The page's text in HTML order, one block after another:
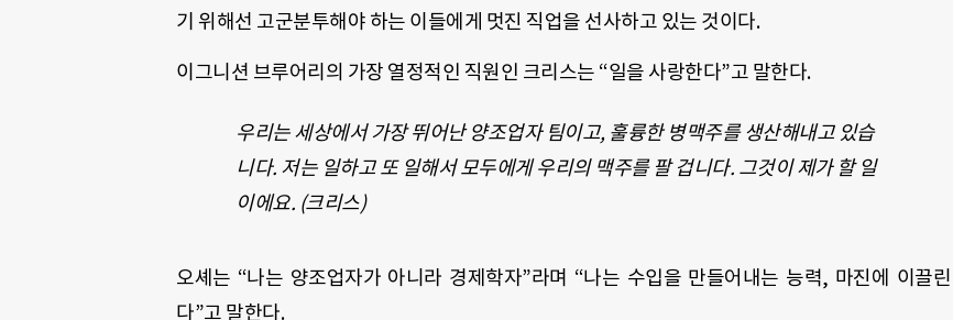
기 위해선 고군분투해야 하는 이들에게 멋진 직업을 선사하고 있는 것이다.
이그니션 브루어리의 가장 열정적인 직원인 크리스는 “일을 사랑한다”고 말한다.
우리는 세상에서 가장 뛰어난 양조업자 팀이고, 훌륭한 병맥주를 생산해내고 있습
니다. 저는 일하고 또 일해서 모두에게 우리의 맥주를 팔 겁니다. 그것이 제가 할 일
이에요. (크리스)
오셰는 “나는 양조업자가 아니라 경제학자”라며 “나는 수입을 만들어내는 능력, 마진에 이끌린
다”고 말한다.